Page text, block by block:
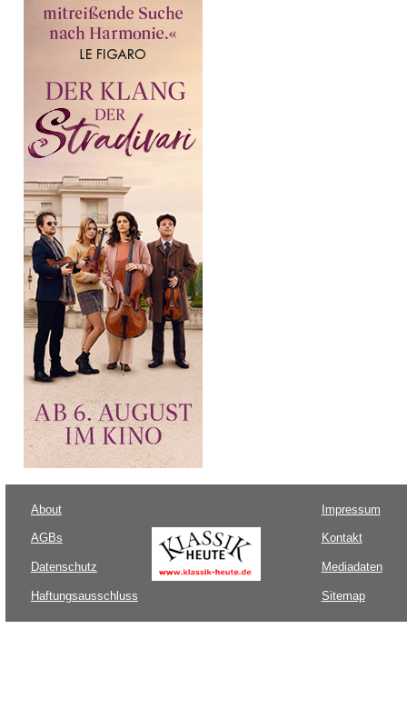
About
AGBs
Datenschutz
Haftungsausschluss
Impressum
Kontakt
Mediadaten
Sitemap